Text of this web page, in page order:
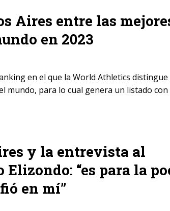
Aires entre las
en 2023
en el que la World Athletics distingue
mundo, para lo cual genera un listado con
y la entrevista al
Elizondo: “es para la
en mí”